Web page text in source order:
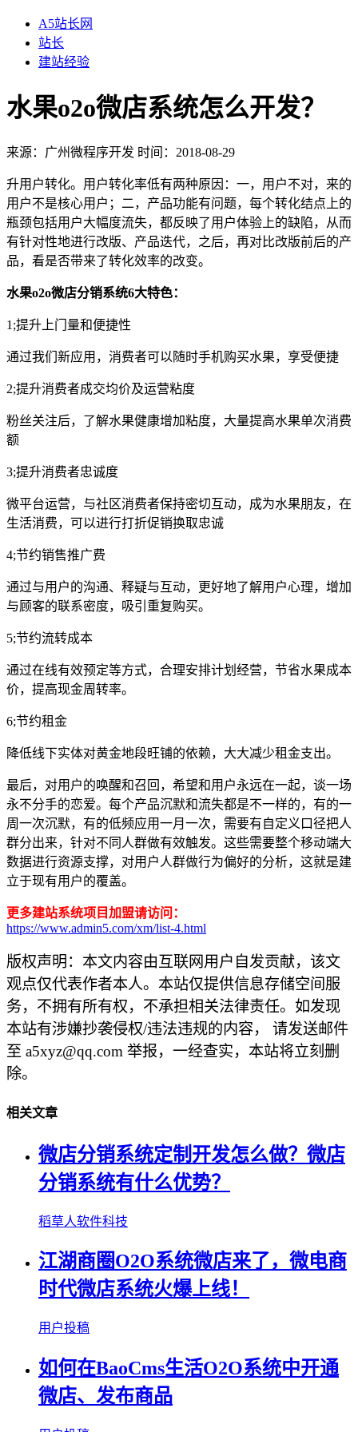
A5站长网
站长
建站经验
水果o2o微店系统怎么开发？
来源： 广州微程序开发 时间：2018-08-29
升用户转化。用户转化率低有两种原因：一，用户不对，来的
用户不是核心用户；二，产品功能有问题，每个转化结点上的
瓶颈包括用户大幅度流失，都反映了用户体验上的缺陷，从而
有针对性地进行改版、产品迭代，之后，再对比改版前后的产
品，看是否带来了转化效率的改变。
水果o2o微店分销系统6大特色：
1;提升上门量和便捷性
通过我们新应用，消费者可以随时手机购买水果，享受便捷
2;提升消费者成交均价及运营粘度
粉丝关注后，了解水果健康增加粘度，大量提高水果单次消费
额
3;提升消费者忠诚度
微平台运营，与社区消费者保持密切互动，成为水果朋友，在
生活消费，可以进行打折促销换取忠诚
4;节约销售推广费
通过与用户的沟通、释疑与互动，更好地了解用户心理，增加
与顾客的联系密度，吸引重复购买。
5;节约流转成本
通过在线有效预定等方式，合理安排计划经营，节省水果成本
价，提高现金周转率。
6;节约租金
降低线下实体对黄金地段旺铺的依赖，大大减少租金支出。
最后，对用户的唤醒和召回，希望和用户永远在一起，谈一场
永不分手的恋爱。每个产品沉默和流失都是不一样的，有的一
周一次沉默，有的低频应用一月一次，需要有自定义口径把人
群分出来，针对不同人群做有效触发。这些需要整个移动端大
数据进行资源支撑，对用户人群做行为偏好的分析，这就是建
立于现有用户的覆盖。
更多建站系统项目加盟请访问：
https://www.admin5.com/xm/list-4.html
版权声明：本文内容由互联网用户自发贡献，该文
观点仅代表作者本人。本站仅提供信息存储空间服
务，不拥有所有权，不承担相关法律责任。如发现
本站有涉嫌抄袭侵权/违法违规的内容， 请发送邮件
至 a5xyz@qq.com 举报，一经查实，本站将立刻删
除。
相关文章
微店分销系统定制开发怎么做？微店
分销系统有什么优势？
稻草人软件科技
江湖商圈O2O系统微店来了，微电商
时代微店系统火爆上线！
用户投稿
如何在BaoCms生活O2O系统中开通
微店、发布商品